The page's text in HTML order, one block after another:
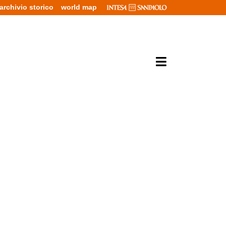
archivio storico world map